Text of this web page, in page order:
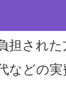
担された
などの